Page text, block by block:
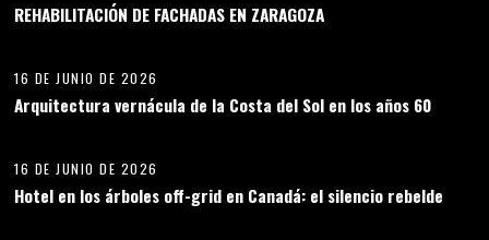
REHABILITACIÓN DE FACHADAS EN ZARAGOZA
16 DE JUNIO DE 2026
Arquitectura vernácula de la Costa del Sol en los años 6014
16 DE JUNIO DE 2026
Hotel en los árboles off-grid en Canadá: el silencio rebelde